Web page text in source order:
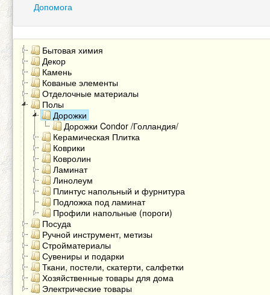
Допомога
Бытовая химия
Декор
Камень
Кованые элементы
Отделочные материалы
Полы
Дорожки
Дорожки Condor /Голландия/
Керамическая Плитка
Коврики
Ковролин
Ламинат
Линолеум
Плинтус напольный и фурнитура
Подложка под ламинат
Профили напольные (пороги)
Посуда
Ручной инструмент, метизы
Стройматериалы
Сувениры и подарки
Ткани, постели, скатерти, салфетки
Хозяйственные товары для дома
Электрические товары